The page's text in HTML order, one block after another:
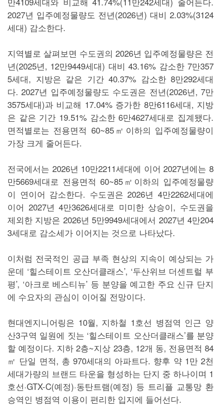
2027년 입주예정물량도 전년(2026년) 대비 2.03%(3124
세대) 감소한다.
지역별로 살펴보면 수도권의 2026년 입주예정물량은 전
년(2025년, 12만9449세대) 대비 43.16% 감소한 7만357
5세대, 지방은 같은 기간 40.37% 감소한 8만292세대
다. 2027년 입주예정물량도 수도권은 전년(2026년, 7만
3575세대)과 비교해 17.04% 증가한 8만6116세대, 지방
은 같은 기간 19.51% 감소한 6만4627세대로 집계됐다.
면적별로는 전용면적 60~85㎡이하의 입주예정물량이
가장 크게 줄어든다.
전국에서는 2026년 10만2211세대에 이어 2027년에는 8
만5669세대로 전용면적 60~85㎡이하의 입주예정물량
이 연이어 감소한다. 수도권은 2026년 4만2262세대에
이어 2027년 4만3626세대로 미미한 상승이, 수도권을
제외한 지방은 2026년 5만9949세대에서 2027년 4만204
3세대로 감소세가 이어지는 것으로 나타났다.
이처럼 전국적인 공급 부족 현상의 지속이 예상되는 가
운데 ‘힐스테이트 오산더클래스’, ‘두산위브 더센트럴 부
평’, ‘아크로 베스티뉴’ 등 분양을 예고한 주요 신규 단지
에 수요자의 관심이 이어질 전망이다.
현대엔지니어링은 10월, 지하철 1호선 병점역 인근 양
산3구역 일원에 짓는 ‘힐스테이트 오산더클래스’를 분양
할 예정이다. 지하 2층~지상 23층, 12개 동, 전용면적 84
㎡ 단일 면적, 총 970세대의 아파트다. 향후 약 1만 2천
세대가량의 브랜드 타운을 형성하는 단지 중 하나이며 1
호선·GTX-C(예정)·동탄트램(예정) 등 트리플 교통망 환
승역인 병점역 이용이 편리한 입지에 들어선다.